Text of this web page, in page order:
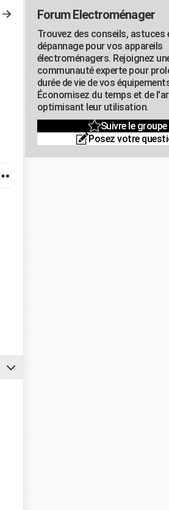
Forum Electroménager
Trouvez des conseils, astuces
dépannage pour vos appareils
électroménagers. Rejoignez
communauté experte pour
durée de vie de vos
Économisez du temps et de
optimisant leur utilisation.
Suivre le groupe
Posez votre